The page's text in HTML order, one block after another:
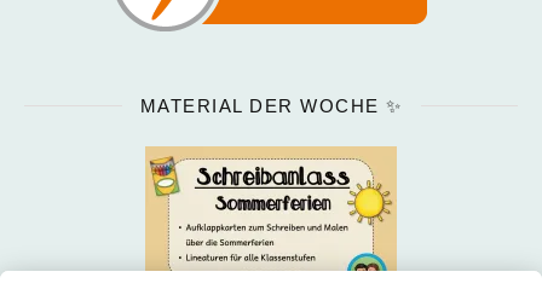
MATERIAL DER WOCHE ✨